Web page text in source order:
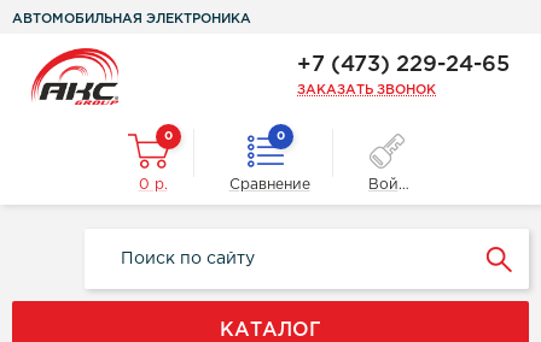
АВТОМОБИЛЬНАЯ ЭЛЕКТРОНИКА
+7 (473) 229-24-65
ЗАКАЗАТЬ ЗВОНОК
0
0 р.
0
Сравнение Войти
КАТАЛОГ